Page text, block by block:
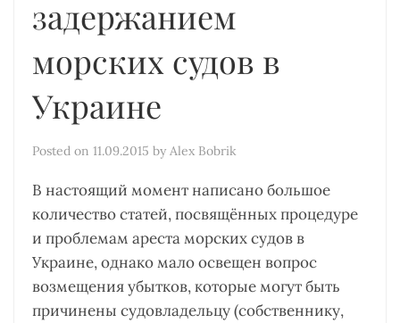
задержанием
морских судов в
Украине
Posted on 11.09.2015 by Alex Bobrik
В настоящий момент написано большое
количество статей, посвящённых процедуре
и проблемам ареста морских судов в
Украине, однако мало освещен вопрос
возмещения убытков, которые могут быть
причинены судовладельцу (собственнику,